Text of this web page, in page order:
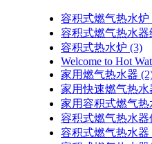
容积式燃气热水炉
容积式燃气热水器
容积式热水炉 (3)
Welcome to Hot
家用燃气热水器
家用快速燃气热水
家用容积式燃气热
容积式燃气热水器
容积式燃气热水器